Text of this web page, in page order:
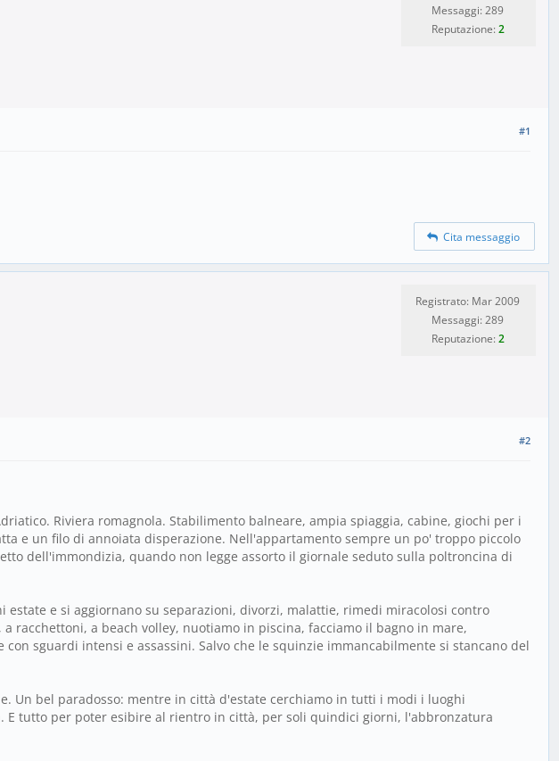
Messaggi: 289
Reputazione: 2
#1
Cita messaggio
Registrato: Mar 2009
Messaggi: 289
Reputazione: 2
#2
Riviera romagnola. Stabilimento balneare, ampia spiaggia, cabine, giochi per i
e un filo di annoiata disperazione. Nell'appartamento sempre un po' troppo piccolo
dell'immondizia, quando non legge assorto il giornale seduto sulla poltroncina di
e si aggiornano su separazioni, divorzi, malattie, rimedi miracolosi contro
racchettoni, a beach volley, nuotiamo in piscina, facciamo il bagno in mare,
sguardi intensi e assassini. Salvo che le squinzie immancabilmente si stancano del
Un bel paradosso: mentre in città d'estate cerchiamo in tutti i modi i luoghi
tutto per poter esibire al rientro in città, per soli quindici giorni, l'abbronzatura